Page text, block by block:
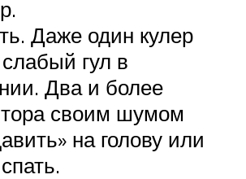
Даже один кулер
гул в
Два и более
своим шумом
на голову или